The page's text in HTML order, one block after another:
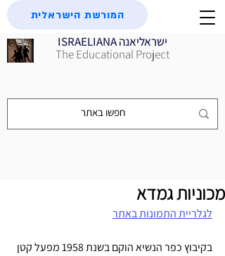
ISRAELIANA ישראליאנה
The Educational Project
המורשת הישראלית
מכוניות גמדא
לגלריית התמונות באתר
בקיבוץ כפר הנשיא הוקם בשנת 1958 מפעל קטן